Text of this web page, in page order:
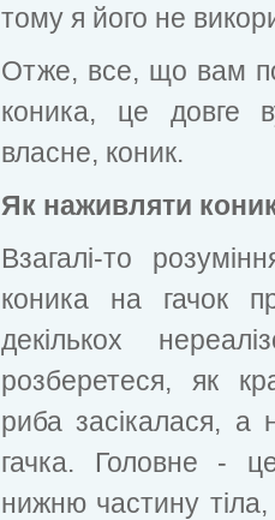
тому я його не
Отже, все, що вам
коника, це довге
власне, коник.
Як наживляти
Взагалі-то
коника на гачок
декількох
розберетеся, як
риба засікалася, а
гачка. Головне -
нижню частину